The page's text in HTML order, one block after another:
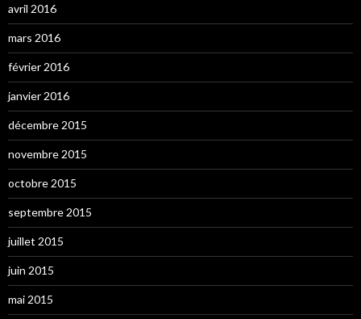
avril 2016
mars 2016
février 2016
janvier 2016
décembre 2015
novembre 2015
octobre 2015
septembre 2015
juillet 2015
juin 2015
mai 2015